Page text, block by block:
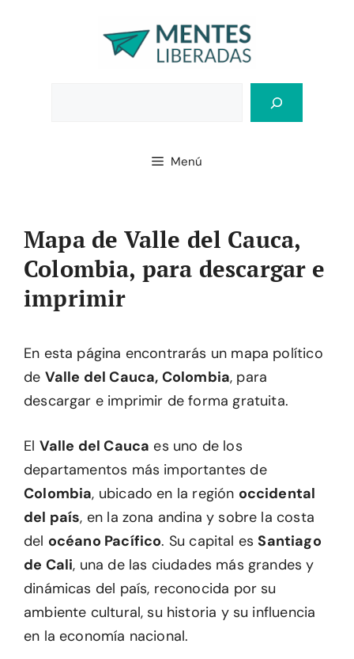
Menú
Mapa de Valle del Cauca,
Colombia, para descargar e
imprimir
En esta página encontrarás un mapa político
de Valle del Cauca, Colombia, para
descargar e imprimir de forma gratuita.
El Valle del Cauca es uno de los
departamentos más importantes de
Colombia, ubicado en la región occidental
del país, en la zona andina y sobre la costa
del océano Pacífico. Su capital esSantiago
de Cali, una de las ciudades más grandes y
dinámicas del país, reconocida por su
ambiente cultural, su historia y su influencia
en la economía nacional.